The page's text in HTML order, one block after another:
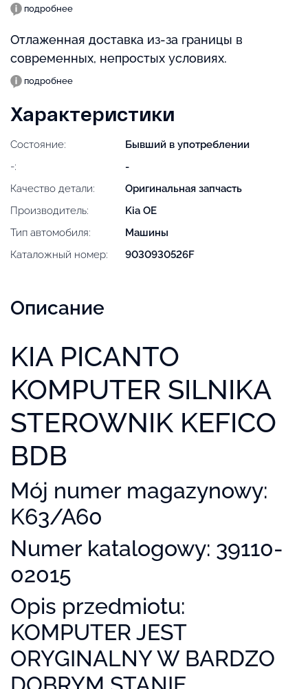
подробнее
Отлаженная доставка из-за границы в
современных, непростых условиях.
подробнее
Характеристики
Состояние:
Бывший в употреблении
-:
-
Качество детали:
Оригинальная запчасть
Производитель:
Kia OE
Тип автомобиля:
Машины
Каталожный номер:
9030930526F
Описание
KIA PICANTO
KOMPUTER SILNIKA
STEROWNIK KEFICO
BDB
Mój numer magazynowy:
K63/A60
Numer katalogowy: 39110-
02015
Opis przedmiotu:
KOMPUTER JEST
ORYGINALNY W BARDZO